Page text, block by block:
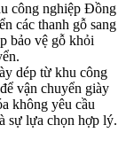
công nghiệp Đồng
các thanh gỗ sang
bảo vệ gỗ khỏi
dép từ khu công
để vận chuyển giày
không yêu cầu
sự lựa chọn hợp lý.